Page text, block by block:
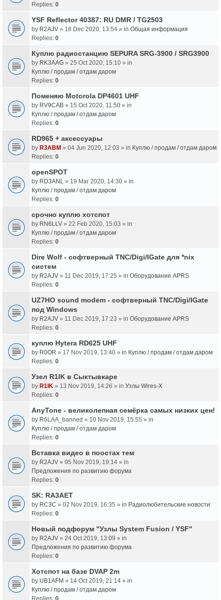
Replies: 0
YSF Reflector 40387: RU DMR / TG2503
by R2AJV » 18 Dec 2020, 13:54 » in Общая информация
Replies: 0
Куплю радиостанцию SEPURA SRG-3900 / SRG3900
by RK3AAG » 25 Oct 2020, 15:10 » in
Куплю / продам / отдам даром
Replies: 0
Поменяю Motorola DP4601 UHF
by RV9CAB » 15 Oct 2020, 11:50 » in
Куплю / продам / отдам даром
Replies: 0
RD965 + аксессуары
by R3ABM » 04 Jun 2020, 12:03 » in Куплю / продам / отдам даром
Replies: 0
openSPOT
by RD3ANL » 19 Mar 2020, 14:30 » in
Куплю / продам / отдам даром
Replies: 0
срочно куплю хотспот
by RN6LLV » 22 Feb 2020, 15:03 » in
Куплю / продам / отдам даром
Replies: 0
Dire Wolf - cофтверный TNC/Digi/IGate для *nix
систем
by R2AJV » 11 Dec 2019, 17:25 » in Оборудование APRS
Replies: 0
UZ7HO sound modem - cофтверный TNC/Digi/IGate
под Windows
by R2AJV » 11 Dec 2019, 17:23 » in Оборудование APRS
Replies: 0
куплю Hytera RD625 UHF
by R0OR » 17 Nov 2019, 13:40 » in Куплю / продам / отдам даром
Replies: 0
Узел R1IK в Сыктывкаре
by R1IK » 13 Nov 2019, 14:26 » in Узлы Wires-X
Replies: 0
AnyTone - великолепная семёрка самых низких цен!
by R6LAA_banned » 10 Nov 2019, 15:55 » in
Куплю / продам / отдам даром
Replies: 0
Вставка видео в поостах тем
by R2AJV » 05 Nov 2019, 19:14 » in
Предложения по развитию форума
Replies: 0
SK: RA3AET
by RC3C » 02 Nov 2019, 16:35 » in Радиолюбительские новости
Replies: 0
Новый подфорум "Узлы System Fusion / YSF"
by R2AJV » 24 Oct 2019, 13:09 » in
Предложения по развитию форума
Replies: 0
Хотспот на базе DVAP 2m
by UB1AFM » 14 Oct 2019, 21:14 » in
Куплю / продам / отдам даром
Replies: 0